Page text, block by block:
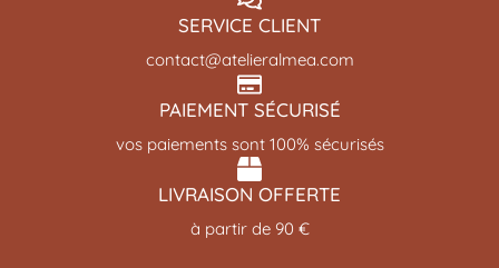
SERVICE CLIENT
contact@atelieralmea.com
PAIEMENT SÉCURISÉ
vos paiements sont 100% sécurisés
LIVRAISON OFFERTE
à partir de 90 €